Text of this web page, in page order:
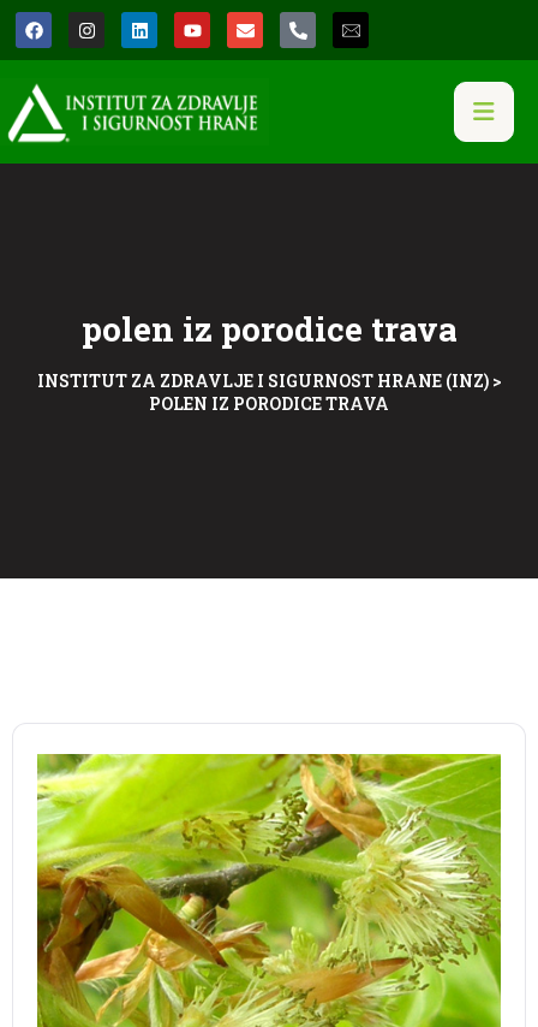
polen iz porodice trava
INSTITUT ZA ZDRAVLJE I SIGURNOST HRANE (INZ)>
POLEN IZ PORODICE TRAVA